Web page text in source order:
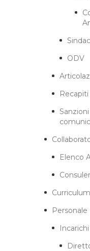
ODV
Recapiti
Elenco
Personale